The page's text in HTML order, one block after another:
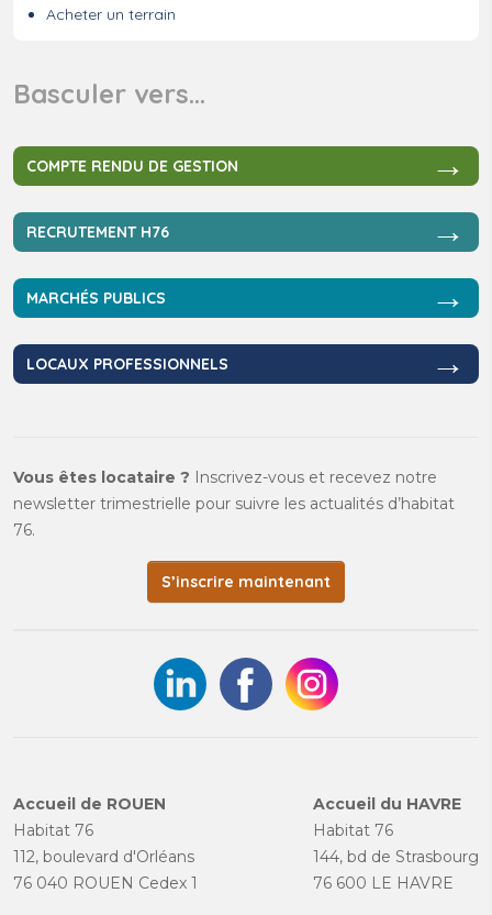
Acheter un terrain
Basculer vers…
COMPTE RENDU DE GESTION →
RECRUTEMENT H76 →
MARCHÉS PUBLICS →
LOCAUX PROFESSIONNELS →
Vous êtes locataire ? Inscrivez-vous et recevez notre
newsletter trimestrielle pour suivre les actualités d’habitat
76.
S’inscrire maintenant
Accueil de ROUEN
Habitat 76
112, boulevard d'Orléans
76 040 ROUEN Cedex 1
Accueil du HAVRE
Habitat 76
144, bd de Strasbourg
76 600 LE HAVRE